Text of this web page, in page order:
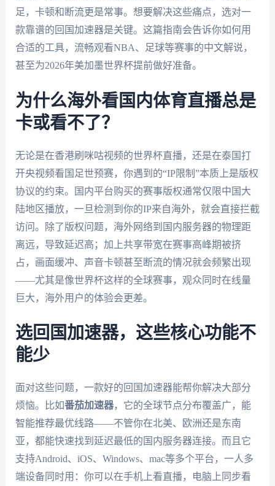
足，卡顿和断流更是常事。想要解决这些痛点，选对一
款靠谱的回国加速器是关键。这篇指南会告诉你如何用
合适的工具，流畅观看NBA、足球等赛事的中文解说，
甚至为2026年美加墨世界杯提前做好准备。
为什么海外看国内体育直播总是
卡或看不了？
无论是在香港刷咪咕视频的世界杯直播，还是在泰国打
开央视频看国足世预赛，你遇到的“IP限制”本质上是版权
协议的约束。国内平台购买的赛事版权通常仅限中国大
陆地区播放，一旦检测到你的IP来自海外，就会直接拦截
访问。除了版权问题，海外网络到国内服务器的物理距
离远，导致延迟高；加上共享带宽在赛事高峰期被挤
占，画面缓冲、声音卡顿甚至断流的情况就会频繁出现
——尤其是像世界杯这样的全球赛事，观众同时在线量
巨大，海外用户的体验会更差。
选回国加速器，这些核心功能不
能少
面对这些问题，一款好的回国加速器能帮你解决大部分
烦恼。比如番茄加速器，它的全球节点分布覆盖广，能
智能推荐最优线路——不管你在北美、欧洲还是东南
亚，都能快速找到延迟最低的国内服务器连接。而且它
支持Android、iOS、Windows、mac等多个平台，一人多
端设备同时用：你可以在手机上看直播，电脑上同步看